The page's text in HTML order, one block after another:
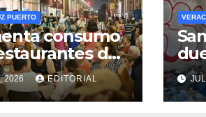
PUERTO
consumo
de
por
de verano;
2026 EDITORIAL